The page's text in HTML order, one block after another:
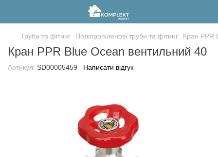
Труби та фітинг Поліпропіленові труби та фітинг Кран PPR
Кран PPR Blue Ocean вентильний 40
Артикул: SD00005459 Написати відгук